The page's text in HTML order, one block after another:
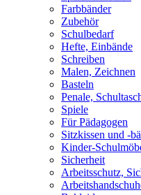
Farbbänder
Zubehör
Schulbedarf
Hefte, Einbände
Schreiben
Malen, Zeichnen
Basteln
Penale,
Spiele
Für Pädagogen
Sitzkissen und -
Kinder-
Sicherheit
Arbeitsschutz,